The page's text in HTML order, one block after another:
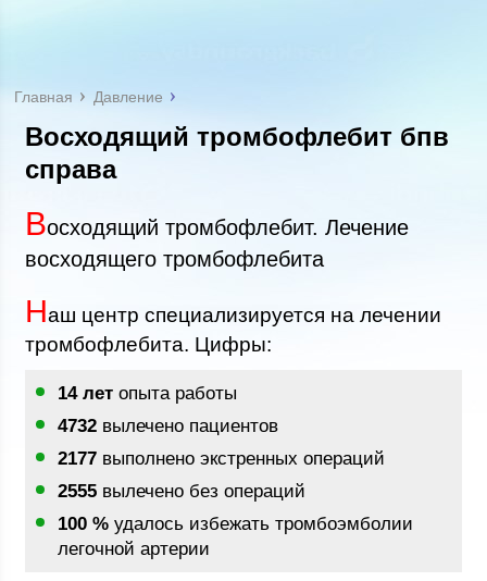
Главная Давление
Восходящий тромбофлебит бпв
справа
Восходящий тромбофлебит. Лечение
восходящего тромбофлебита
Наш центр специализируется на лечении
тромбофлебита. Цифры:
14 лет опыта работы
4732 вылечено пациентов
2177 выполнено экстренных операций
2555 вылечено без операций
100 % удалось избежать тромбоэмболии
легочной артерии